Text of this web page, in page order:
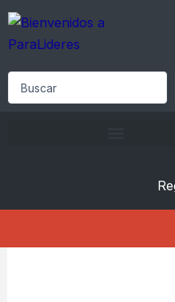
Skip
content